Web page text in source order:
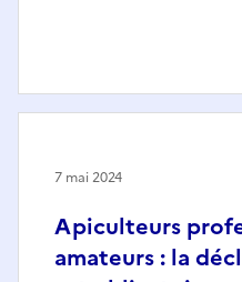
Apiculteurs
amateurs : la
7 mai 2024